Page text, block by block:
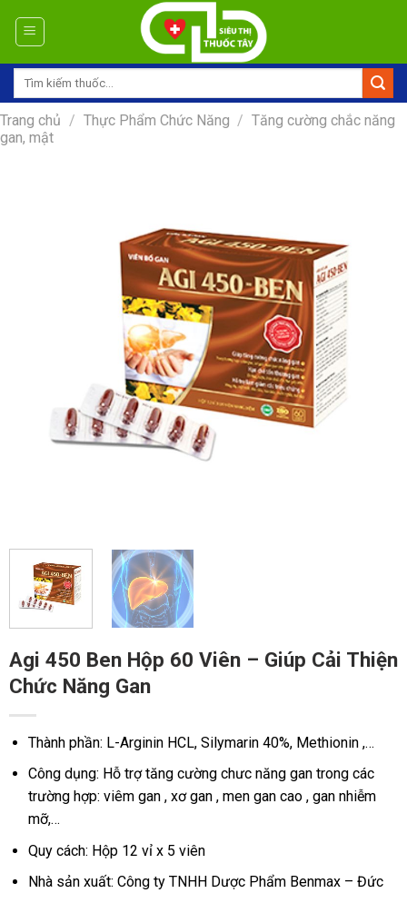
Tìm
Trang chủ / Thực Phẩm Chức Năng / Tăng cường chắc năng
gan, mật
Agi 450 Ben Hộp 60 Viên – Giúp Cải Thiện
Chức Năng Gan
Thành phần: L-Arginin HCL, Silymarin 40%, Methionin ,…
Công dụng: Hỗ trợ tăng cường chưc năng gan trong các
trường hợp: viêm gan , xơ gan , men gan cao , gan nhiễm
mỡ,…
Quy cách: Hộp 12 vỉ x 5 viên
Nhà sản xuất: Công ty TNHH Dược Phẩm Benmax – Đức